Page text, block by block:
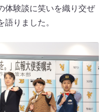
体験談に笑いを織り交ぜ
りました。